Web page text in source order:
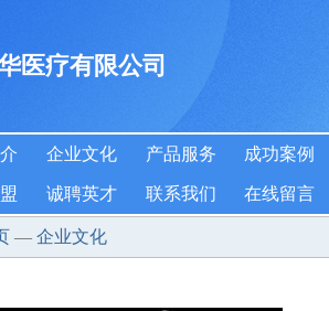
医疗有限公司
企业文化 产品服务 成功案例
诚聘英才 联系我们 在线留言
— 企业文化